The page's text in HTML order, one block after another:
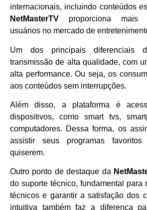
internacionais, incluindo conteúdos
NetMasterTV proporciona mais
usuários no mercado de
Um dos principais diferenciais
transmissão de alta qualidade, com
alta performance. Ou seja, os
aos conteúdos sem interrupções.
Além disso, a plataforma é
dispositivos, como smart tvs,
computadores. Dessa forma, os
assistir seus programas
quiserem.
Outro ponto de destaque da
do suporte técnico, fundamental para
técnicos e garantir a satisfação dos
intuitiva também faz a diferença